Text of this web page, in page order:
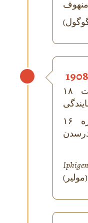
1908
۱۸ ژانویه: قطع تماس‌ها با هیئت
۱۶ تا ۲۲ آگوست: چهارمین دوره